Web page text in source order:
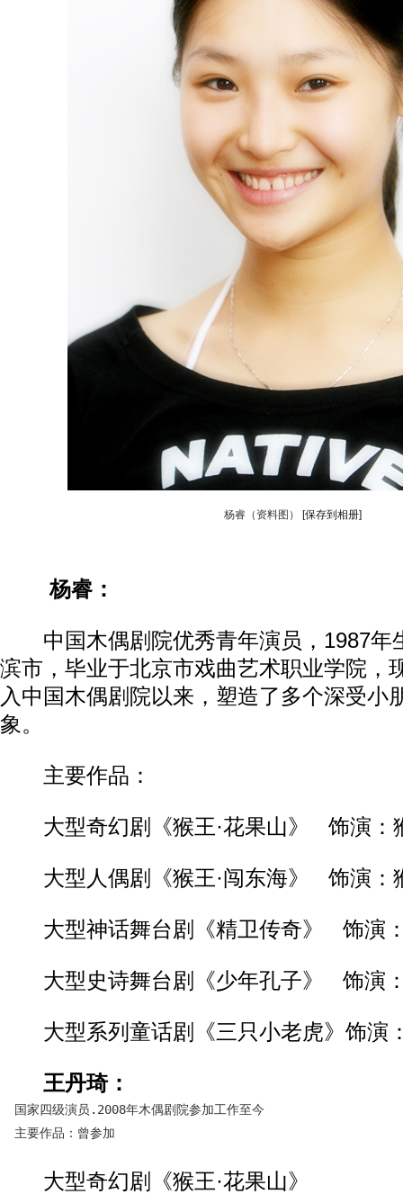
杨睿（资料图） [保存到相册]
杨睿：
中国木偶剧院优秀青年演员，1987年
滨市，毕业于北京市戏曲艺术职业学院，
入中国木偶剧院以来，塑造了多个深受小
象。
主要作品：
大型奇幻剧《猴王·花果山》 饰演：
大型人偶剧《猴王·闯东海》 饰演：
大型神话舞台剧《精卫传奇》 饰演
大型史诗舞台剧《少年孔子》 饰演
大型系列童话剧《三只小老虎》饰演
王丹琦：
  国家四级演员.2008年木偶剧院参加工作至今
  主要作品：曾参加
大型奇幻剧《猴王·花果山》